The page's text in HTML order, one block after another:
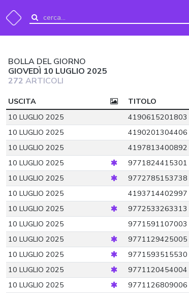
BOLLA DEL GIORNO
GIOVEDÌ 10 LUGLIO 2025
272 ARTICOLI
USCITA
TITOLO
10 LUGLIO 2025
4190615201803
10 LUGLIO 2025
4190201304406
10 LUGLIO 2025
4197813400892
10 LUGLIO 2025
9771824415301
10 LUGLIO 2025
9772785153738
10 LUGLIO 2025
4193714402997
10 LUGLIO 2025
9772533263313
10 LUGLIO 2025
9771591107003
10 LUGLIO 2025
9771129425005
10 LUGLIO 2025
9771593515530
10 LUGLIO 2025
9771120454004
10 LUGLIO 2025
9771126809006